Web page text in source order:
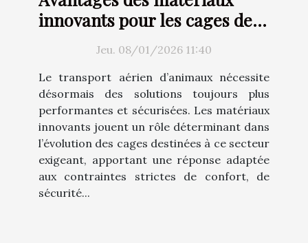
innovants pour les cages de
transport aérien
Jeu. 08/01/2026 11:40
Le transport aérien d’animaux nécessite
désormais des solutions toujours plus
performantes et sécurisées. Les matériaux
innovants jouent un rôle déterminant dans
l’évolution des cages destinées à ce secteur
exigeant, apportant une réponse adaptée
aux contraintes strictes de confort, de
sécurité...